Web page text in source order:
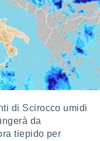
di Scirocco umidi
da
tiepido per